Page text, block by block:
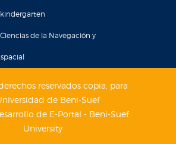
de la Navegación y
reservados copia; para
de Beni-Suef
de E-Portal - Beni-Suef
University